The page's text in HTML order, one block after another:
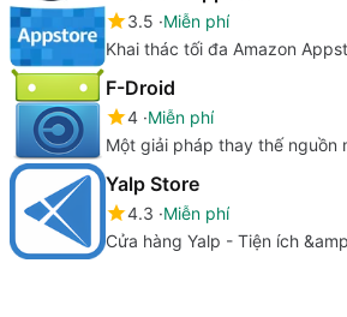
3.5 Miễn phí
Khai thác tối đa Amazon
F-Droid
4 Miễn phí
Một giải pháp thay thế nguồn
Yalp Store
4.3 Miễn phí
Cửa hàng Yalp - Tiện ích